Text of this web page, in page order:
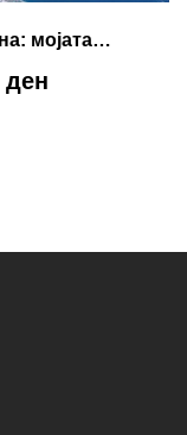
мојата
книга со
факти за
ден